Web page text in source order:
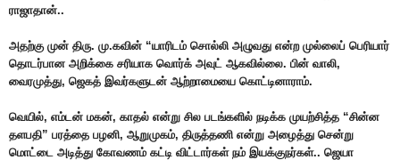
ராஜாதான்..
அதற்கு முன் திரு. மு.கவின் “யாரிடம் சொல்லி அழுவது என்ற முல்லைப் பெரியார்
தொடர்பான அறிக்கை சரியாக வொர்க் அவுட் ஆகவில்லை. பின் வாலி,
வைரமுத்து, ஜெகத் இவர்களுடன் ஆற்றாமையை கொட்டினாராம்.
வெயில், எம்டன் மகன், காதல் என்று சில படங்களில் நடிக்க முயற்சித்த “சின்ன
தளபதி” பரத்தை பழனி, ஆறுமுகம், திருத்தணி என்று அழைத்து சென்று
மொட்டை அடித்து கோவணம் கட்டி விட்டார்கள் நம் இயக்குநர்கள்.. ஜெயா